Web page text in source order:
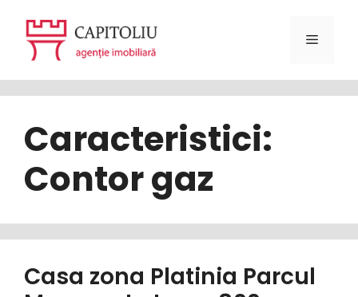
conținut
Meniu
Caracteristici:
Contor gaz
Casa zona Platinia Parcul